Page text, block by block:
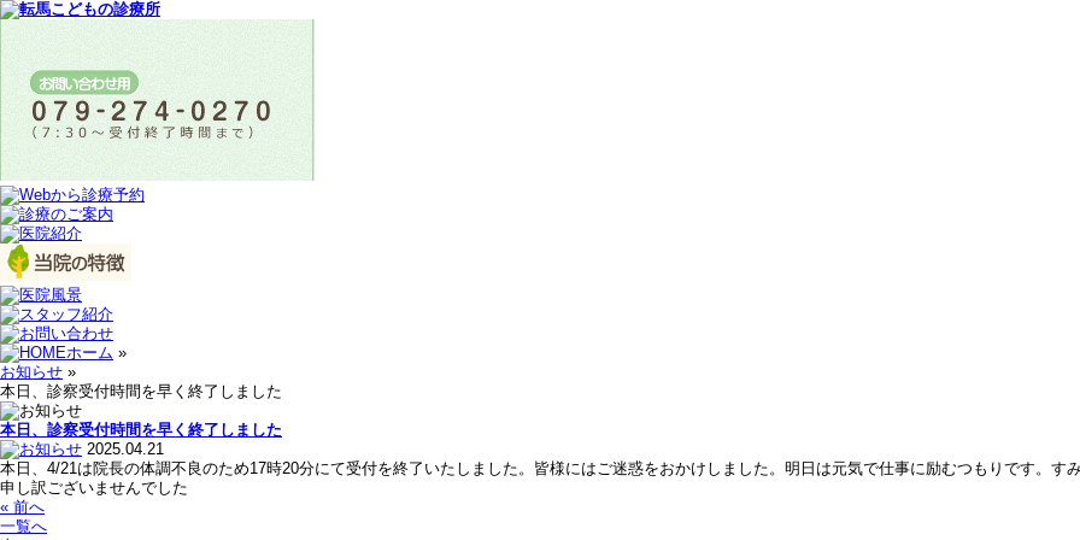
ホーム »
お知らせ »
本日、診察受付時間を早く終了しました
本日、診察受付時間を早く終了しました
2025.04.21
本日、4/21は院長の体調不良のため17時20分にて受付を終了いたしました。皆様にはご迷惑をおかけしました。明日は元気で仕事に励むつもりです。す
申し訳ございませんでした
« 前へ
一覧へ